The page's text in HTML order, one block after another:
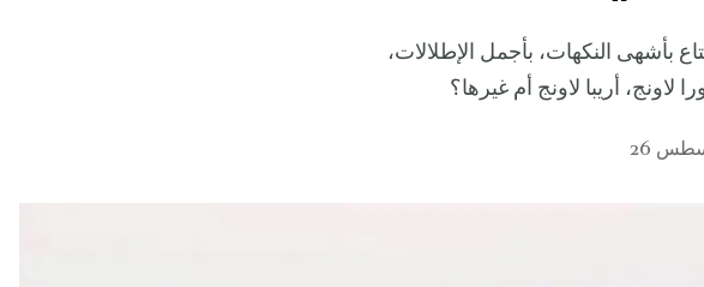
بأشهى النكهات، بأجمل الإطلالات،
لاونج، أريبا لاونج أم غيرها؟